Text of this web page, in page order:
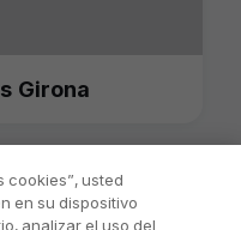
Girona
cookies”, usted
en su dispositivo
analizar el uso del